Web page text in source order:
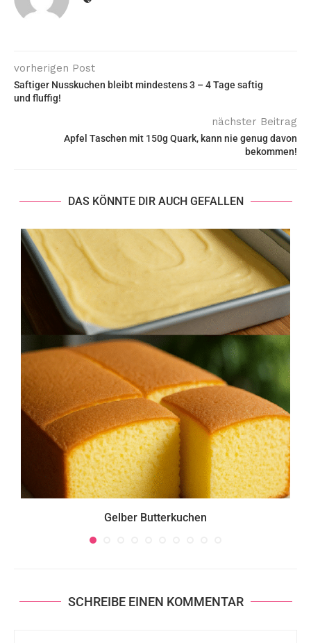
vorherigen Post
Saftiger Nusskuchen bleibt mindestens 3 – 4 Tage saftig
und fluffig!
nächster Beitrag
Apfel Taschen mit 150g Quark, kann nie genug davon
bekommen!
DAS KÖNNTE DIR AUCH GEFALLEN
Gelber Butterkuchen
SCHREIBE EINEN KOMMENTAR